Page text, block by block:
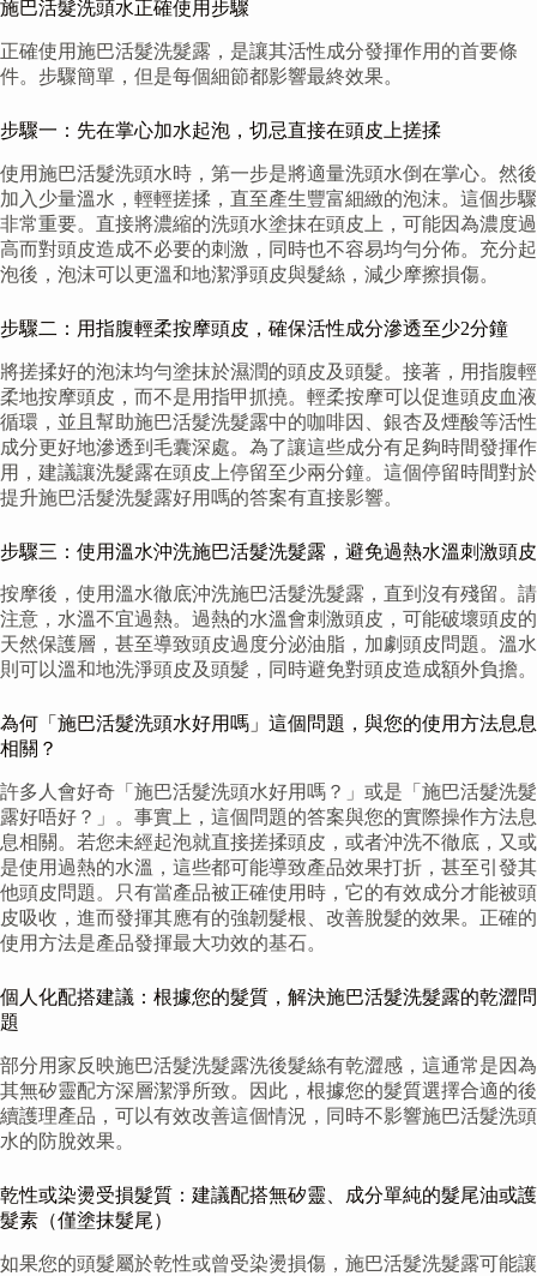
施巴活髮洗頭水正確使用步驟
正確使用施巴活髮洗髮露，是讓其活性成分發揮作用的首要條
件。步驟簡單，但是每個細節都影響最終效果。
步驟一：先在掌心加水起泡，切忌直接在頭皮上搓揉
使用施巴活髮洗頭水時，第一步是將適量洗頭水倒在掌心。然後
加入少量溫水，輕輕搓揉，直至產生豐富細緻的泡沫。這個步驟
非常重要。直接將濃縮的洗頭水塗抹在頭皮上，可能因為濃度過
高而對頭皮造成不必要的刺激，同時也不容易均勻分佈。充分起
泡後，泡沫可以更溫和地潔淨頭皮與髮絲，減少摩擦損傷。
步驟二：用指腹輕柔按摩頭皮，確保活性成分滲透至少2分鐘
將搓揉好的泡沫均勻塗抹於濕潤的頭皮及頭髮。接著，用指腹輕
柔地按摩頭皮，而不是用指甲抓撓。輕柔按摩可以促進頭皮血液
循環，並且幫助施巴活髮洗髮露中的咖啡因、銀杏及煙酸等活性
成分更好地滲透到毛囊深處。為了讓這些成分有足夠時間發揮作
用，建議讓洗髮露在頭皮上停留至少兩分鐘。這個停留時間對於
提升施巴活髮洗髮露好用嗎的答案有直接影響。
步驟三：使用溫水沖洗施巴活髮洗髮露，避免過熱水溫刺激頭皮
按摩後，使用溫水徹底沖洗施巴活髮洗髮露，直到沒有殘留。請
注意，水溫不宜過熱。過熱的水溫會刺激頭皮，可能破壞頭皮的
天然保護層，甚至導致頭皮過度分泌油脂，加劇頭皮問題。溫水
則可以溫和地洗淨頭皮及頭髮，同時避免對頭皮造成額外負擔。
為何「施巴活髮洗頭水好用嗎」這個問題，與您的使用方法息息
相關？
許多人會好奇「施巴活髮洗頭水好用嗎？」或是「施巴活髮洗髮
露好唔好？」。事實上，這個問題的答案與您的實際操作方法息
息相關。若您未經起泡就直接搓揉頭皮，或者沖洗不徹底，又或
是使用過熱的水溫，這些都可能導致產品效果打折，甚至引發其
他頭皮問題。只有當產品被正確使用時，它的有效成分才能被頭
皮吸收，進而發揮其應有的強韌髮根、改善脫髮的效果。正確的
使用方法是產品發揮最大功效的基石。
個人化配搭建議：根據您的髮質，解決施巴活髮洗髮露的乾澀問
題
部分用家反映施巴活髮洗髮露洗後髮絲有乾澀感，這通常是因為
其無矽靈配方深層潔淨所致。因此，根據您的髮質選擇合適的後
續護理產品，可以有效改善這個情況，同時不影響施巴活髮洗頭
水的防脫效果。
乾性或染燙受損髮質：建議配搭無矽靈、成分單純的髮尾油或護
髮素（僅塗抹髮尾）
如果您的頭髮屬於乾性或曾受染燙損傷，施巴活髮洗髮露可能讓